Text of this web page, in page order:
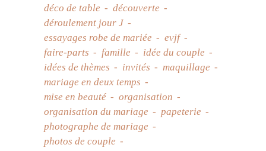
déco de table
découverte
déroulement jour J
essayages robe de mariée
evjf
faire-parts
famille
idée du couple
idées de thèmes
invités
maquillage
mariage en deux temps
mise en beauté
organisation
organisation du mariage
papeterie
photographe de mariage
photos de couple